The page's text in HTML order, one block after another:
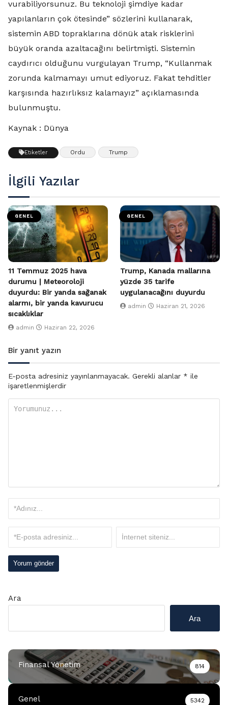
vurabiliyorsunuz. Bu teknoloji şimdiye kadar
yapılanların çok ötesinde” sözlerini kullanarak,
sistemin ABD topraklarına dönük atak risklerini
büyük oranda azaltacağını belirtmişti. Sistemin
caydırıcı olduğunu vurgulayan Trump, “Kullanmak
zorunda kalmamayı umut ediyoruz. Fakat tehditler
karşısında hazırlıksız kalamayız” açıklamasında
bulunmuştu.
Kaynak : Dünya
Etiketler Ordu Trump
İlgili Yazılar
GENEL
11 Temmuz 2025 hava
durumu | Meteoroloji
duyurdu: Bir yanda sağanak
alarmı, bir yanda kavurucu
sıcaklıklar
admin Haziran 22, 2026
GENEL
Trump, Kanada mallarına
yüzde 35 tarife
uygulanacağını duyurdu
admin Haziran 21, 2026
Bir yanıt yazın
E-posta adresiniz yayınlanmayacak. Gerekli alanlar * ile
işaretlenmişlerdir
Ara
Ara
Finansal Yönetim 814
Genel 5342